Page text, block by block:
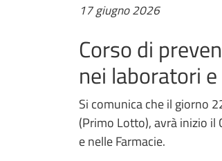
17 giugno 2026
Corso di
nei laboratori
Si comunica che il giorno
(Primo Lotto), avrà inizio il
e nelle Farmacie.